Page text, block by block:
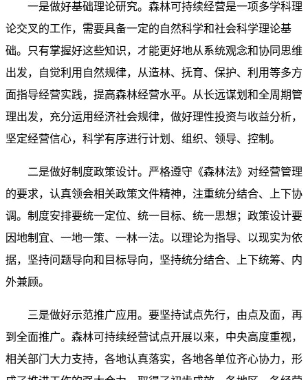
一是做好基础理论研究。森林可持续经营是一项多学科理
论交叉的工作，需要具备一定的自然科学和社会科学理论基
础。只有掌握好这些知识，才能更好地从系统观念和协同思维
出发，自觉利用自然规律，从造林、抚育、保护、利用等多方
面指导经营实践，提高森林经营水平。从长远谋划和全周期管
理出发，充分运用经济社会规律，做好理性投资与收益分析，
坚定经营信心，科学有序进行计划、组织、领导、控制。
二是做好制度政策设计。严格遵守《森林法》对经营管理
的要求，认真领会相关政策文件精神，注重统分结合、上下协
调。制度安排要统一定位、统一目标、统一思想；政策设计要
因地制宜、一地一策、一林一法。以理论为指导、以现实为依
据，坚持问题导向和目标导向，坚持统分结合、上下统筹、内
外兼顾。
三是做好示范推广应用。要坚持试点先行，由点及面，再
到全面推广。森林可持续经营试点开展以来，中央高度重视，
相关部门大力支持，各地认真落实，各地各单位齐心协力，形